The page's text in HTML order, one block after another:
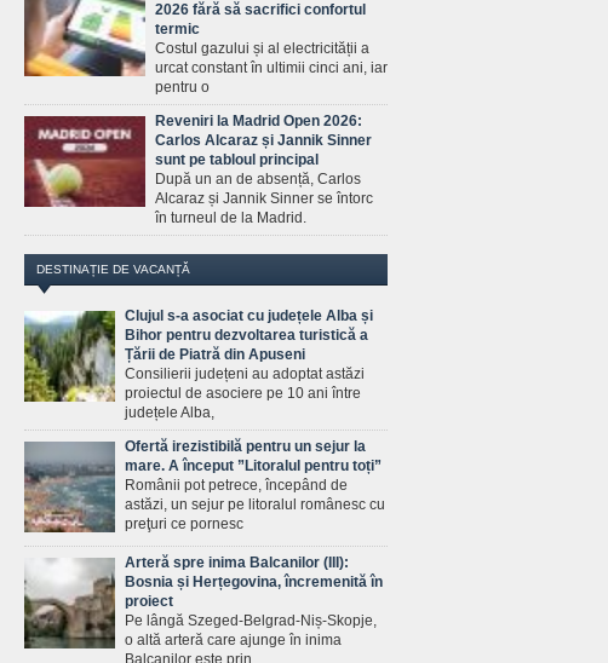
2026 fără să sacrifici confortul
termic
Costul gazului și al electricității a
urcat constant în ultimii cinci ani, iar
pentru o
Reveniri la Madrid Open 2026:
Carlos Alcaraz și Jannik Sinner
sunt pe tabloul principal
După un an de absență, Carlos
Alcaraz și Jannik Sinner se întorc
în turneul de la Madrid.
DESTINAȚIE DE VACANȚĂ
Clujul s-a asociat cu județele Alba și
Bihor pentru dezvoltarea turistică a
Țării de Piatră din Apuseni
Consilierii județeni au adoptat astăzi
proiectul de asociere pe 10 ani între
județele Alba,
Ofertă irezistibilă pentru un sejur la
mare. A început ”Litoralul pentru toți”
Românii pot petrece, începând de
astăzi, un sejur pe litoralul românesc cu
preţuri ce pornesc
Arteră spre inima Balcanilor (III):
Bosnia și Herțegovina, încremenită în
proiect
Pe lângă Szeged-Belgrad-Niș-Skopje,
o altă arteră care ajunge în inima
Balcanilor este prin